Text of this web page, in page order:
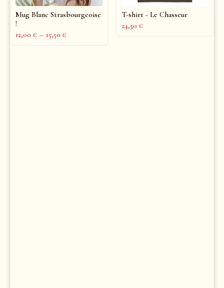
Mug Blanc Strasbourgeoise
!
12,00 € – 15,50 €
T-shirt - Le Chasseur
24,50 €